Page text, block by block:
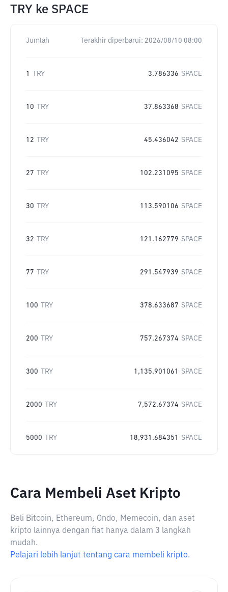
TRY ke SPACE
Jumlah Terakhir diperbarui: 2026/08/10 08:00
1 TRY 3.786336 SPACE
10 TRY 37.863368 SPACE
12 TRY 45.436042 SPACE
27 TRY 102.231095 SPACE
30 TRY 113.590106 SPACE
32 TRY 121.162779 SPACE
77 TRY 291.547939 SPACE
100 TRY 378.633687 SPACE
200 TRY 757.267374 SPACE
300 TRY 1,135.901061 SPACE
2000 TRY 7,572.67374 SPACE
5000 TRY 18,931.684351 SPACE
Cara Membeli Aset Kripto
Beli Bitcoin, Ethereum, Ondo, Memecoin, dan aset
kripto lainnya dengan fiat hanya dalam 3 langkah
mudah.
Pelajari lebih lanjut tentang cara membeli kripto.